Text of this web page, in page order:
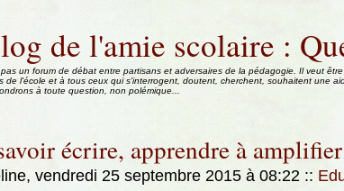
de l'amie scolaire :
un forum de débat entre partisans et adversaires de la pédagogie. Il veut
de l'école et à tous ceux qui s'interrogent, doutent, cherchent, souhaitent une
à toute question, non polémique...
écrire, apprendre à
vendredi 25 septembre 2015 à 08:22 ::